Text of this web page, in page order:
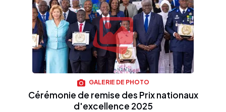
GALERIE DE PHOTO
Cérémonie de remise des Prix nationaux
d'excellence 2025